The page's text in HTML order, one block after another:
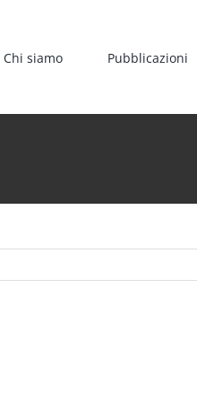
Chi siamo Pubblicazioni